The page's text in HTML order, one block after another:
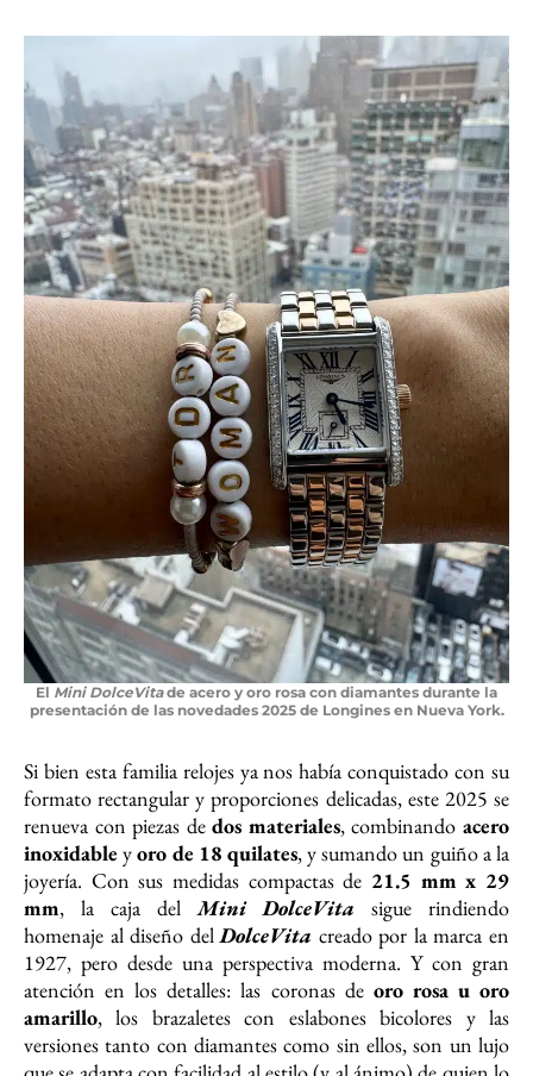
El Mini DolceVitade acero y oro rosa con diamantes durante la
presentación de las novedades 2025 de Longines en Nueva York.
Si bien esta familia relojes ya nos había conquistado con su
formato rectangular y proporciones delicadas, este 2025 se
renueva con piezas dedos materiales, combinandoacero
inoxidable yoro de 18 quilates, y sumando un guiño a la
joyería. Con sus medidas compactas de 21.5 mm x 29
mm, la caja delMini DolceVita sigue rindiendo
homenaje al diseño delDolceVita creado por la marca en
1927, pero desde una perspectiva moderna. Y con gran
atención en los detalles: las coronas de oro rosa u oro
amarillo, los brazaletes con eslabones bicolores y las
versiones tanto con diamantes como sin ellos, son un lujo